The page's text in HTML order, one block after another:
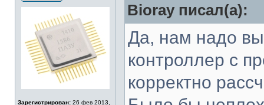
Зарегистрирован: 26 фев 2013,
Bioray писал(а):
Да, нам надо
контроллер с
корректно